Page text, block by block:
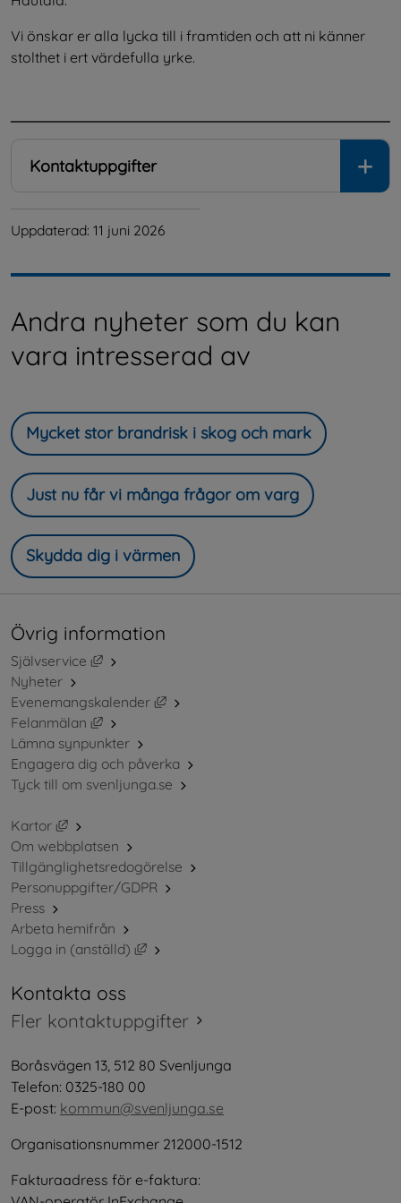
Vi önskar er alla lycka till i framtiden och att ni känner
stolthet i ert värdefulla yrke.
Kontaktuppgifter
Uppdaterad: 11 juni 2026
Andra nyheter som du kan
vara intresserad av
Mycket stor brandrisk i skog och mark
Just nu får vi många frågor om varg
Skydda dig i värmen
Övrig information
Självservice
Länk till annan webbplats, öppnas i nytt fönster.
Nyheter
Evenemangskalender
Länk till annan webbplats, öppnas i
Felanmälan
Länk till annan webbplats, öppnas i nytt fönster.
Lämna synpunkter
Engagera dig och påverka
Tyck till om svenljunga.se
Kartor
Länk till annan webbplats, öppnas i nytt fönster.
Om webbplatsen
Tillgänglighetsredogörelse
Personuppgifter/GDPR
Press
Arbeta hemifrån
Logga in (anställd)
Länk till annan webbplats, öppnas i nytt
Kontakta oss
Fler kontaktuppgifter
Boråsvägen 13, 512 80 Svenljunga
Telefon: 0325-180 00
E-post: kommun@svenljunga.se
Organisationsnummer 212000-1512
Fakturaadress för e-faktura: